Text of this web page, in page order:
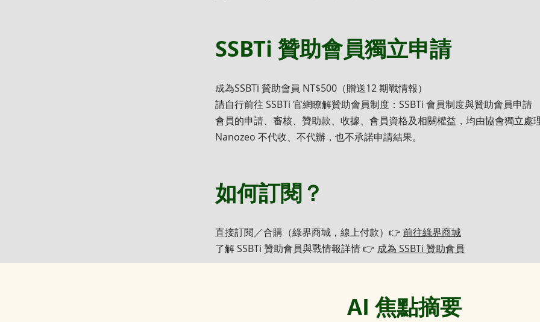
SSBTi 贊助會員獨立申請
成為SSBTi 贊助會員 NT$500（贈送12 期戰情報）
請自行前往 SSBTi 官網瞭解贊助會員制度：SSBTi 會員制度與贊助會員申請
會員的申請、審核、贊助款、收據、會員資格及相關權益，均由協會獨立處
Nanozeo 不代收、不代辦，也不承諾申請結果。
如何訂閱？
直接訂閱／合購（綠界商城，線上付款）👉 前往綠界商城
了解 SSBTi 贊助會員與戰情報詳情 👉 成為 SSBTi 贊助會員
AI 焦點摘要